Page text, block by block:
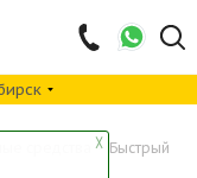
- Быстрый
╳